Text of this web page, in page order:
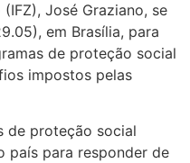
José Graziano, se
em Brasília, para
de proteção social
impostos pelas
de proteção social
país para responder de